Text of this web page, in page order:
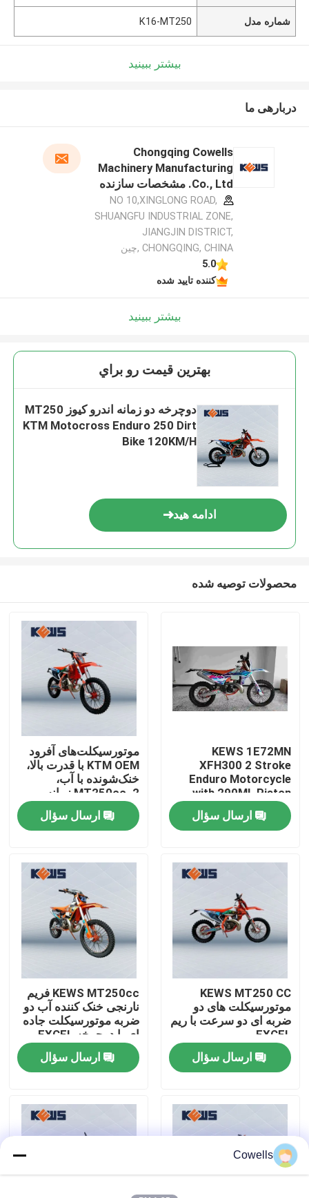
صفحه اصلی
تور کارخانه
با ما تماس بگیرید
وبلاگ
موتور سیکلت اندرو 4 سکته مغزی
موتور سیکلت اندرو دو زمانه
شماره مدل K16-MT250
بیشتر ببینید
دربارهی ما
Chongqing Cowells
Machinery Manufacturing
Co., Ltd. مشخصات سازنده
NO 10,XINGLONG ROAD,
SHUANGFU INDUSTRIAL ZONE,
JIANGJIN DISTRICT,
CHONGQING, CHINA ,چین
5.0
کننده تایید شده
بیشتر ببینید
بهترين قيمت رو براي
دوچرخه دو زمانه اندرو کیوز MT250
KTM Motocross Enduro 250 Dirt
Bike 120KM/H
ادامه هید
محصولات توصیه شده
KEWS 1E72MN
XFH300 2 Stroke
Enduro Motorcycle
with 290ML Piston
Displacement and
38.6KW Maximum
Power
ارسال سؤال
موتورسیکلت‌های آفرود
KTM OEM با قدرت بالا،
خنک‌شونده با آب،
MT250cc، 2 زمانه
ارسال سؤال
KEWS MT250 CC
موتورسیکلت های دو
ضربه ای دو سرعت با ریم
EXCEL
ارسال سؤال
KEWS MT250cc فریم
نارنجی خنک کننده آب دو
ضربه موتورسیکلت جاده
ای با دوچرخه EXCEL
ارسال سؤال
Cowells